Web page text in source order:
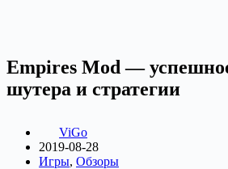
Empires Mod —
шутера и стратегии
ViGo
2019-08-28
Игры, Обзоры